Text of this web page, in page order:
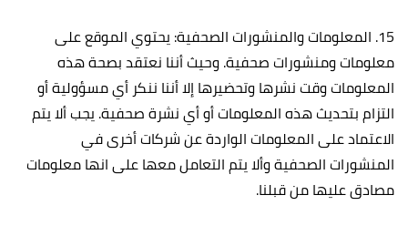
15. المعلومات والمنشورات الصحفية: يحتوي الموقع على
معلومات ومنشورات صحفية. وحيث أننا نعتقد بصحة هذه
المعلومات وقت نشرها وتحضيرها إلا أننا ننكر أي مسؤولية أو
التزام بتحديث هذه المعلومات أو أي نشرة صحفية. يجب ألا يتم
الاعتماد على المعلومات الواردة عن شركات أخرى في
المنشورات الصحفية وألا يتم التعامل معها على انها معلومات
مصادق عليها من قبلنا.